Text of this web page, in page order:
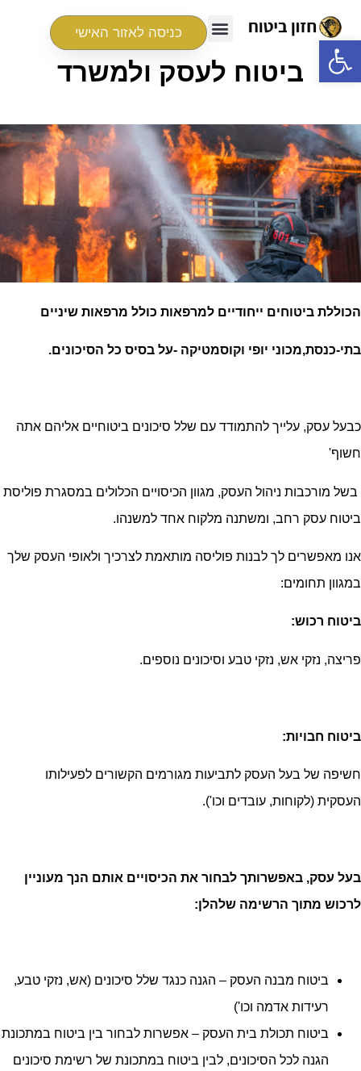
פתח סרגל נגישות כניסה לאזור האישי
ביטוח לעסק ולמשרד
הכוללת ביטוחים ייחודיים למרפאות כולל מרפאות שיניים
בתי-כנסת,מכוני יופי וקוסמטיקה -על בסיס כל הסיכונים.
כבעל עסק, עלייך להתמודד עם שלל סיכונים ביטוחיים אליהם אתה
חשוף'
בשל מורכבות ניהול העסק, מגוון הכיסויים הכלולים במסגרת פוליסת
ביטוח עסק רחב, ומשתנה מלקוח אחד למשנהו.
אנו מאפשרים לך לבנות פוליסה מותאמת לצרכיך ולאופי העסק שלך
במגוון תחומים:
ביטוח רכוש:
פריצה, נזקי אש, נזקי טבע וסיכונים נוספים.
ביטוח חבויות:
חשיפה של בעל העסק לתביעות מגורמים הקשורים לפעילותו
העסקית (לקוחות, עובדים וכו').
בעל עסק, באפשרותך לבחור את הכיסויים אותם הנך מעוניין
לרכוש מתוך הרשימה שלהלן:
ביטוח מבנה העסק – הגנה כנגד שלל סיכונים (אש, נזקי טבע,
רעידות אדמה וכו')
ביטוח תכולת בית העסק – אפשרות לבחור בין ביטוח במתכונת
הגנה לכל הסיכונים, לבין ביטוח במתכונת של רשימת סיכונים